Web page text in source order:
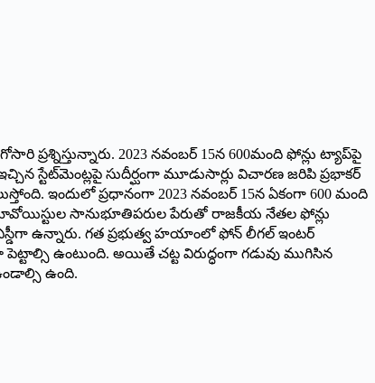
2023 నవంబర్‌ 15న 600మంది ఫోన్లు ట్యాప్‌పై
స్టేట్‌మెంట్లపై సుదీర్ఘంగా మూడుసార్లు విచారణ జరిపి ప్రభాకర్‌
ఇందులో ప్రధానంగా 2023 నవంబర్‌ 15న ఏకంగా 600 మంది
మావోయిస్టుల సానుభూతిపరుల పేరుతో రాజకీయ నేతల ఫోన్లు
ఉన్నారు. గత ప్రభుత్వ హయాంలో ఫోన్‌ లీగల్‌ ఇంటర్‌
ఉంటుంది. అయితే చట్ట విరుద్ధంగా గడువు ముగిసిన
ఉంది.